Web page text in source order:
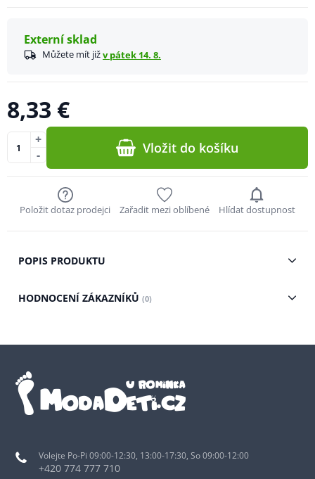
Externí sklad
Můžete mít jižv pátek 14. 8.
8,33 €
-
+ Vložit do košíku
Položit dotaz prodejci Zařadit mezi oblíbené Hlídat dostupnost
POPIS PRODUKTU
HODNOCENÍ ZÁKAZNÍKŮ (0)
Volejte Po-Pi 09:00-12:30, 13:00-17:30, So 09:00-12:00
+420 774 777 710